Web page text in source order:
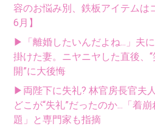
容のお悩み別、鉄板アイテムは
6月】
▶「離婚したいんだよね...」夫
掛けた妻。ニヤニヤした直後、
開”に大後悔
▶両陛下に失礼? 林官房長官夫人
どこが“失礼”だったのか...「着
題」と専門家も指摘